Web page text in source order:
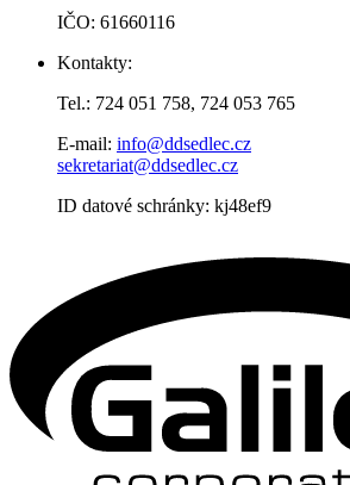
IČO: 61660116
Kontakty:
Tel.: 724 051 758, 724 053 765
E-mail: info@ddsedlec.cz
sekretariat@ddsedlec.cz
ID datové schránky: kj48ef9